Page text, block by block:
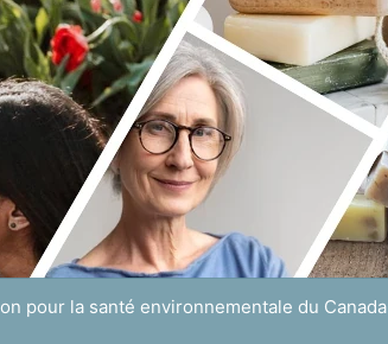
pour la santé environnementale du Canada